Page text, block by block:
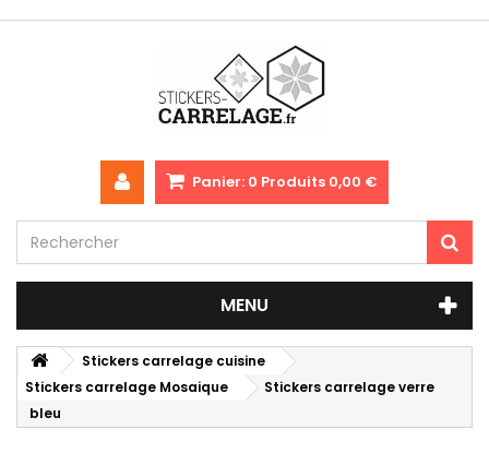
Panier: 0 Produits 0,00 €
MENU
Stickers carrelage cuisine
Stickers carrelage Mosaique
Stickers carrelage verre
bleu